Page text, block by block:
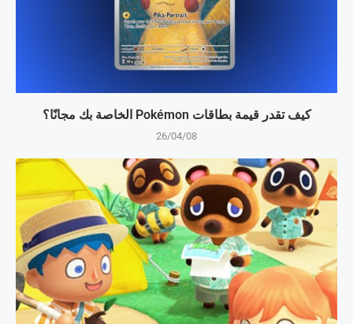
كيف تقدر قيمة بطاقات Pokémon الخاصة بك مجانًا؟
26/04/08